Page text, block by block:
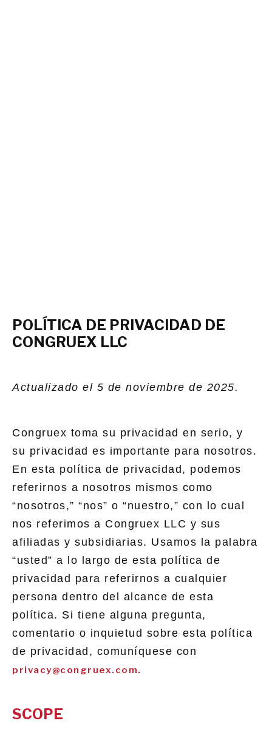
POLÍTICA DE PRIVACIDAD DE
CONGRUEX LLC
Actualizado el 5 de noviembre de 2025.
Congruex toma su privacidad en serio, y
su privacidad es importante para nosotros.
En esta política de privacidad, podemos
referirnos a nosotros mismos como
“nosotros,” “nos” o “nuestro,” con lo cual
nos referimos a Congruex LLC y sus
afiliadas y subsidiarias. Usamos la palabra
“usted” a lo largo de esta política de
privacidad para referirnos a cualquier
persona dentro del alcance de esta
política. Si tiene alguna pregunta,
comentario o inquietud sobre esta política
de privacidad, comuníquese con
privacy@congruex.com.
SCOPE